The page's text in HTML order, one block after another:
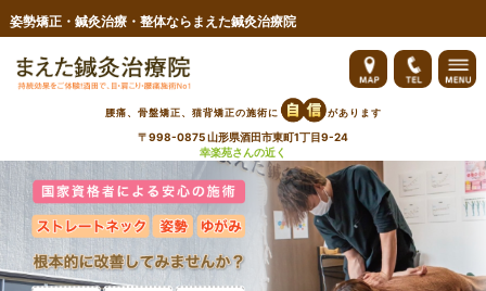
姿勢矯正・鍼灸治療・整体ならまえた鍼灸治療院
腰痛、骨盤矯正、猫背矯正の施術に があります
〒998-0875 山形県酒田市東町1丁目9-24
幸楽苑さんの近く
ご予約・お問い合わせ
ブログ
スタッフ紹介・求人
お客さまの声